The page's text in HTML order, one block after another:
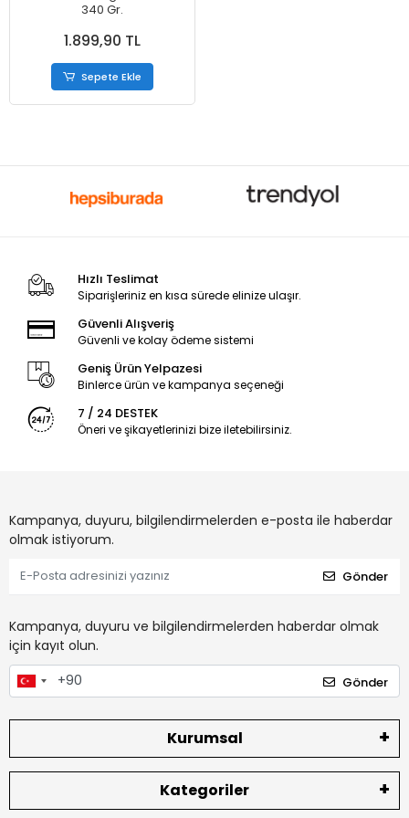
340 Gr.
1.899,90 TL
Sepete Ekle
Hızlı Teslimat
Siparişleriniz en kısa sürede elinize ulaşır.
Güvenli Alışveriş
Güvenli ve kolay ödeme sistemi
Geniş Ürün Yelpazesi
Binlerce ürün ve kampanya seçeneği
7 / 24 DESTEK
Öneri ve şikayetlerinizi bize iletebilirsiniz.
Kampanya, duyuru, bilgilendirmelerden e-posta ile haberdar
olmak istiyorum.
Gönder
Kampanya, duyuru ve bilgilendirmelerden haberdar olmak
için kayıt olun.
Gönder
Kurumsal
Kategoriler